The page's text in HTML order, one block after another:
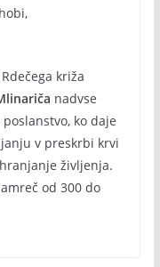
križa
nadvse
ko daje
v preskrbi krvi
življenja.
od 300 do